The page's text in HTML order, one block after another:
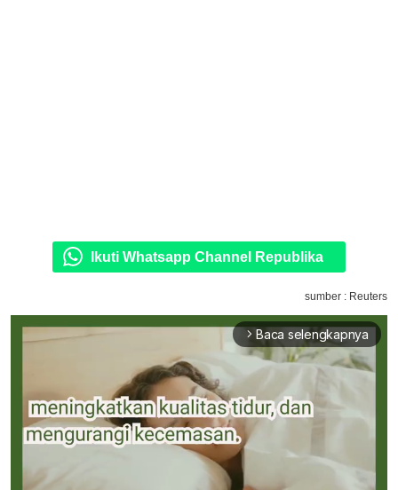
Ikuti Whatsapp Channel Republika
sumber : Reuters
arrow_forward_ios Baca selengkapnya